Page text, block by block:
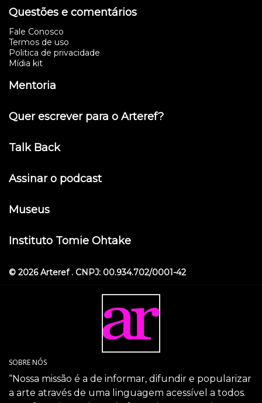
Questões e comentários
Fale Conosco
Termos de uso
Politica de privacidade
Mídia kit
Mentoria
Quer escrever para o Arteref?
Talk Back
Assinar o podcast
Museus
Instituto Tomie Ohtake
© 2026 Arteref . CNPJ: 00.934.702/0001-42
SOBRE NÓS
“Nossa missão é a de informar, difundir e popularizar
a arte através de uma linguagem acessível a todos.